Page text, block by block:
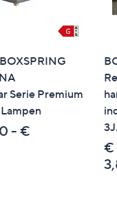
Serie Premium
- €
€